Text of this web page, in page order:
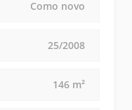
Como novo
25/2008
146 m²